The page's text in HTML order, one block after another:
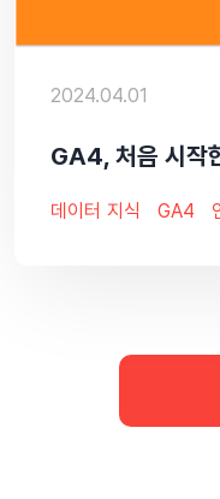
2024.04.01
GA4, 처음 시작
데이터 지식 GA4